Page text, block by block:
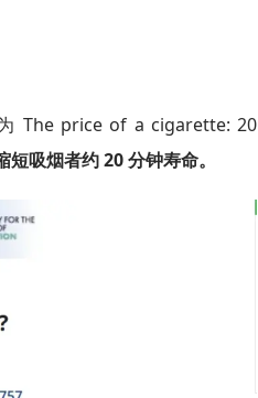
The price of a cigarette: 20
吸烟者约 20 分钟寿命。